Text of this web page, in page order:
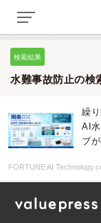
検索結果
水難事故防止の検
繰
AI
ブ
FORTUNE AI